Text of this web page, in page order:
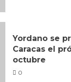
Yordano se
Caracas el
octubre
0